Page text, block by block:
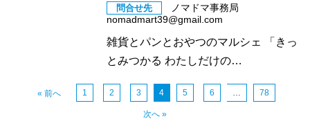
問合せ先
ノマドマ事務局
nomadmart39@gmail.com
雑貨とパンとおやつのマルシェ 「きっ
とみつかる わたしだけの…
« 前へ 1 2 3 4 5 6 78
次へ »